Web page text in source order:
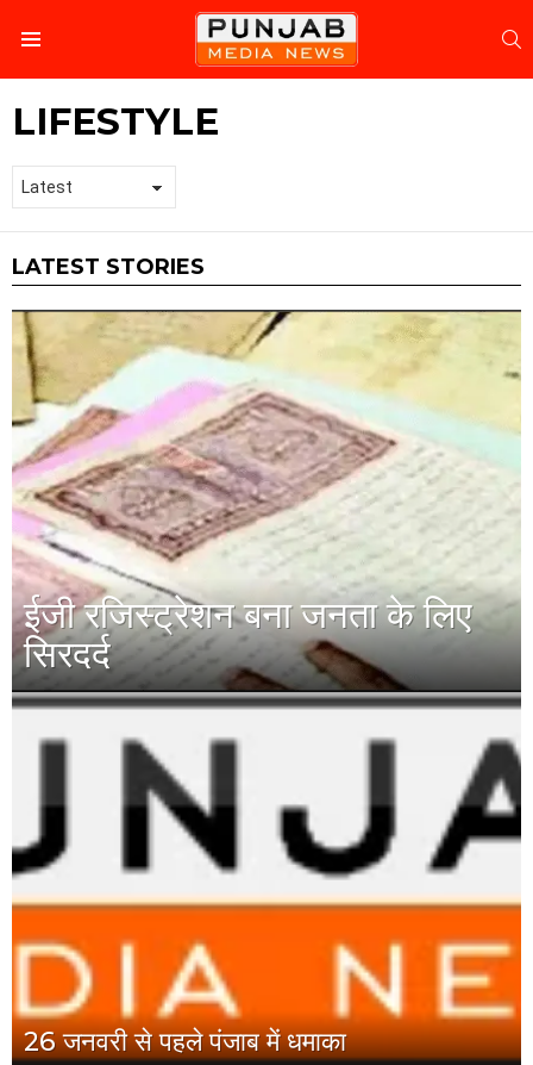
LIFESTYLE
LATEST STORIES
ईजी रजिस्ट्रेशन बना जनता के लिए
सिरदर्द
26 जनवरी से पहले पंजाब में धमाका